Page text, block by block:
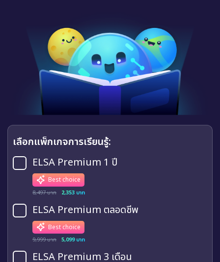
เลือกแพ็กเกจการเรียนรู้:
ELSA Premium 1 ปี
Best choice
8,497 บาท 2,353 บาท
ELSA Premium ตลอดชีพ
Best choice
9,999 บาท 5,099 บาท
ELSA Premium 3 เดือน